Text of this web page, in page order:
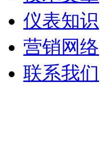
仪表知识
营销网络
联系我们